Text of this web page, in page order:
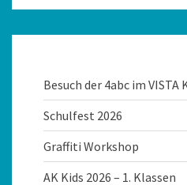
Besuch der 4abc im
Schulfest 2026
Graffiti Workshop
AK Kids 2026 – 1. Klassen